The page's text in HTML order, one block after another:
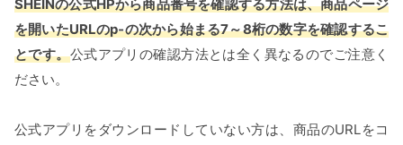
SHEINの公式HPから商品番号を確認する方法は、商品ページ
を開いたURLのp‐の次から始まる7～8桁の数字を確認するこ
とです。公式アプリの確認方法とは全く異なるのでご注意く
ださい。
公式アプリをダウンロードしていない方は、商品のURLをコ